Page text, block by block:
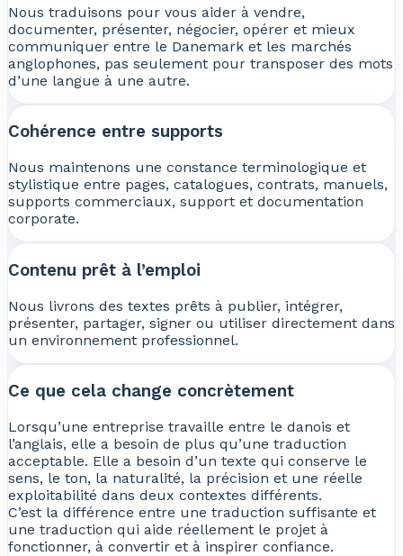
Nous traduisons pour vous aider à vendre,
documenter, présenter, négocier, opérer et mieux
communiquer entre le Danemark et les marchés
anglophones, pas seulement pour transposer des mots
d’une langue à une autre.
Cohérence entre supports
Nous maintenons une constance terminologique et
stylistique entre pages, catalogues, contrats, manuels,
supports commerciaux, support et documentation
corporate.
Contenu prêt à l’emploi
Nous livrons des textes prêts à publier, intégrer,
présenter, partager, signer ou utiliser directement dans
un environnement professionnel.
Ce que cela change concrètement
Lorsqu’une entreprise travaille entre le danois et
l’anglais, elle a besoin de plus qu’une traduction
acceptable. Elle a besoin d’un texte qui conserve le
sens, le ton, la naturalité, la précision et une réelle
exploitabilité dans deux contextes différents.
C’est la différence entre une traduction suffisante et
une traduction qui aide réellement le projet à
fonctionner, à convertir et à inspirer confiance.